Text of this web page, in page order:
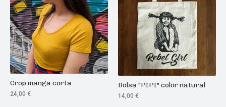
Crop manga corta
24,00 €
Bolsa "PIPI" color natural
14,00 €